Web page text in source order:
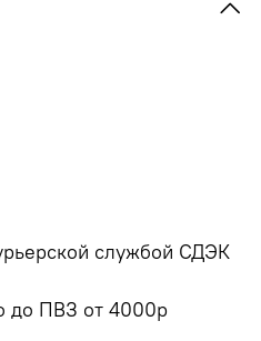
службой СДЭК
до ПВЗ от 4000р